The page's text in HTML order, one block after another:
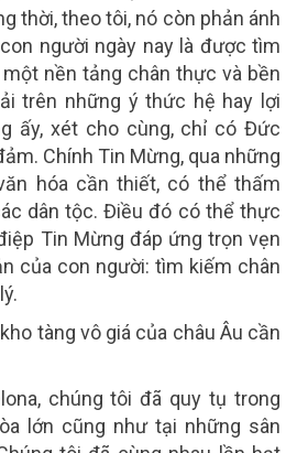
thời, theo tôi, nó còn phản ánh
người ngày nay là được tìm
nền tảng chân thực và bền
trên những ý thức hệ hay lợi
ấy, xét cho cùng, chỉ có Đức
Chính Tin Mừng, qua những
hóa cần thiết, có thể thấm
dân tộc. Điều đó có thể thực
Tin Mừng đáp ứng trọn vẹn
của con người: tìm kiếm chân
tàng vô giá của châu Âu cần
chúng tôi đã quy tụ trong
lớn cũng như tại những sân